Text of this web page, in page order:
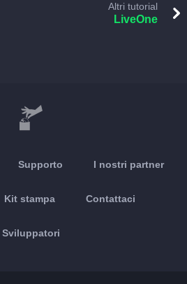
Altri tutorial
LiveOne
Supporto I nostri partner
Kit stampa Contattaci
Sviluppatori